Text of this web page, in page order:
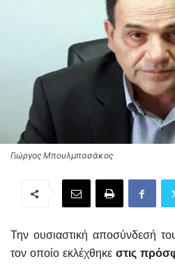
Γιώργος Μπουλμπασάκος
Την ουσιαστική αποσύνδεσή
τον οποίο εκλέχθηκε στις